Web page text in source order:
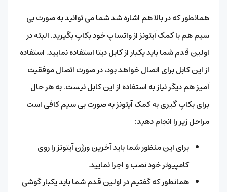
همانطور که در بالا هم اشاره شد شما می توانید به صورت بی
سیم هم با کمک آیتونز از واتساپ خود بکاپ بگیرید. البته در
اولین قدم شما باید یکبار از کابل دیتا استفاده نمایید. استفاده
از این کابل برای اتصال خواهد بود، در صورت اتصال موفقیت
آمیز هم دیگر نیاز به استفاده از این کابل نیست. به هر حال
برای بکاپ گیری به کمک آیتونز به صورت بی سیم کافی است
مراحل زیر را انجام دهید:
برای این منظور شما باید آخرین ورژن آیتونز را روی
کامپیوتر خود نصب و اجرا نمایید.
همانطور که گفتیم در اولین قدم شما باید یکبار گوشی